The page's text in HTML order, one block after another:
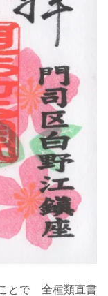
とで 全種類直書